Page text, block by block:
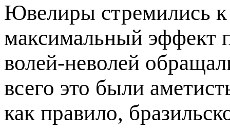
Ювелиры стремились к
максимальный эффект
волей-неволей
всего это были
как правило,